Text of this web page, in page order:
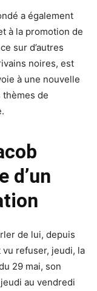
a également
à la promotion de
sur d’autres
noires, est
à une nouvelle
thèmes de
d’un
de lui, depuis
vu refuser, jeudi, la
29 mai, son
au vendredi